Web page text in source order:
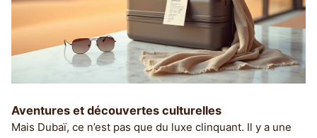
Aventures et découvertes culturelles
Mais Dubaï, ce n’est pas que du luxe clinquant. Il y a une